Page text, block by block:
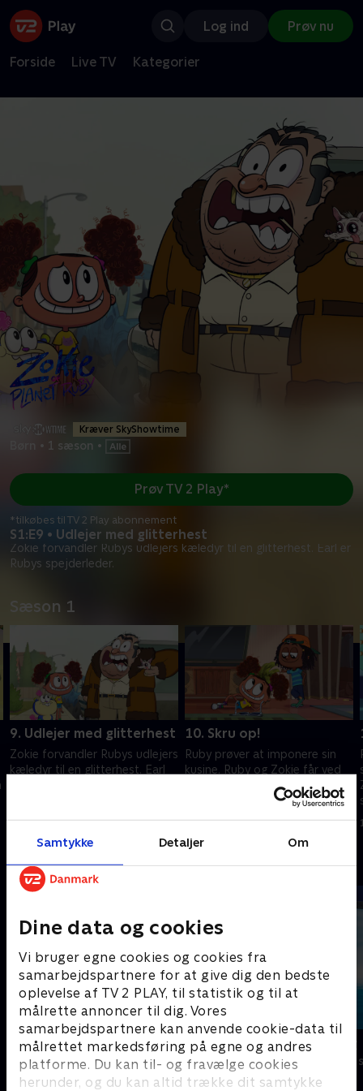
Samtykke Detaljer Om
Dine data og cookies
Vi bruger egne cookies og cookies fra
samarbejdspartnere for at give dig den bedste
oplevelse af TV 2 PLAY, til statistik og til at
målrette annoncer til dig. Vores
samarbejdspartnere kan anvende cookie-data til
målrettet markedsføring på egne og andres
platforme. Du kan til- og fravælge cookies
herunder, og du kan altid trække dit samtykke
Log ind Prøv nu
Forside Live TV Kategorier
Kræver SkyShowtime
• 1 sæson •
S1:E9 • Udlejer med glitterhest
Zokie forvandler Rubys udlejers kæledyr til en glitterhest. Earl er
Rubys spejderleder.
Prøv TV 2 Play*
*tilkøbes til TV 2 Play abonnement
Sæson 1
9. Udlejer med glitterhest
Zokie forvandler Rubys udlejers
kæledyr til en glitterhest. Earl
10. Skru op!
Ruby prøver at imponere sin
kusine. Ruby og Zokie får ved
et uheld Tweenkles
19. september 2024 • 21 min
Andre så også
Føles som
Børneserier • 1 sæsoner
Vicke Viking
Børneserier • 1